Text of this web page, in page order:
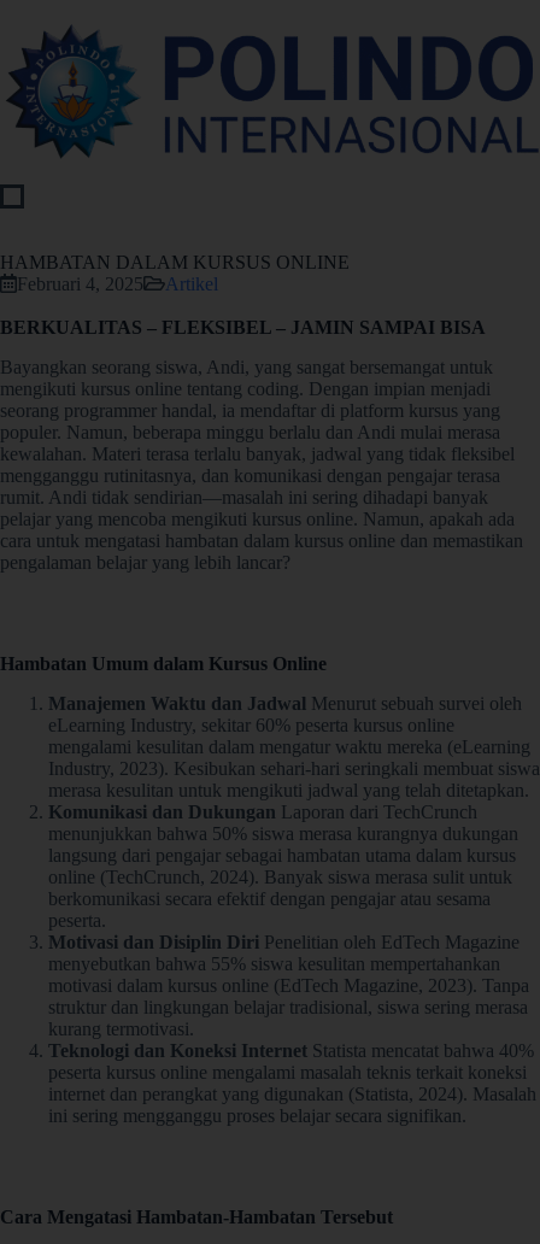
HAMBATAN DALAM KURSUS ONLINE
Februari 4, 2025
Artikel
BERKUALITAS – FLEKSIBEL – JAMIN SAMPAI BISA
Bayangkan seorang siswa, Andi, yang sangat bersemangat untuk
mengikuti kursus online tentang coding. Dengan impian menjadi
seorang programmer handal, ia mendaftar di platform kursus yang
populer. Namun, beberapa minggu berlalu dan Andi mulai merasa
kewalahan. Materi terasa terlalu banyak, jadwal yang tidak fleksibel
mengganggu rutinitasnya, dan komunikasi dengan pengajar terasa
rumit. Andi tidak sendirian—masalah ini sering dihadapi banyak
pelajar yang mencoba mengikuti kursus online. Namun, apakah ada
cara untuk mengatasi hambatan dalam kursus online dan memastikan
pengalaman belajar yang lebih lancar?
Hambatan Umum dalam Kursus Online
Manajemen Waktu dan Jadwal Menurut sebuah survei oleh
eLearning Industry, sekitar 60% peserta kursus online
mengalami kesulitan dalam mengatur waktu mereka (eLearning
Industry, 2023). Kesibukan sehari-hari seringkali membuat siswa
merasa kesulitan untuk mengikuti jadwal yang telah ditetapkan.
Komunikasi dan Dukungan Laporan dari TechCrunch
menunjukkan bahwa 50% siswa merasa kurangnya dukungan
langsung dari pengajar sebagai hambatan utama dalam kursus
online (TechCrunch, 2024). Banyak siswa merasa sulit untuk
berkomunikasi secara efektif dengan pengajar atau sesama
peserta.
Motivasi dan Disiplin Diri Penelitian oleh EdTech Magazine
menyebutkan bahwa 55% siswa kesulitan mempertahankan
motivasi dalam kursus online (EdTech Magazine, 2023). Tanpa
struktur dan lingkungan belajar tradisional, siswa sering merasa
kurang termotivasi.
Teknologi dan Koneksi Internet Statista mencatat bahwa 40%
peserta kursus online mengalami masalah teknis terkait koneksi
internet dan perangkat yang digunakan (Statista, 2024). Masalah
ini sering mengganggu proses belajar secara signifikan.
Cara Mengatasi Hambatan-Hambatan Tersebut